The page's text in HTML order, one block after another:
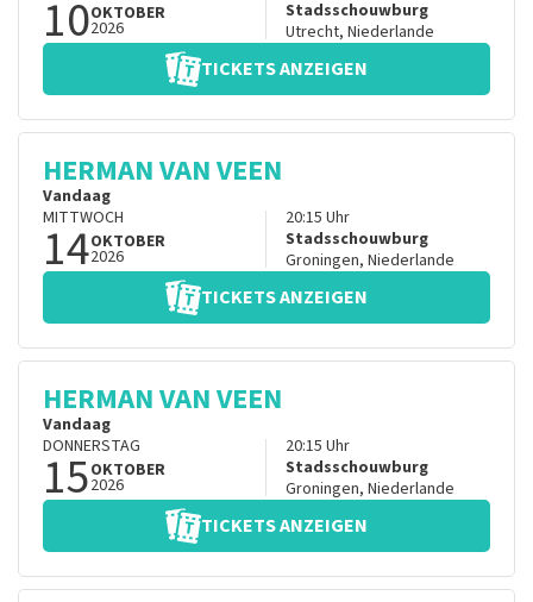
10OKTOBER
2026
Stadsschouwburg
Utrecht, Niederlande
TICKETS ANZEIGEN
HERMAN VAN VEEN
Vandaag
MITTWOCH
14OKTOBER
2026
20:15 Uhr
Stadsschouwburg
Groningen, Niederlande
TICKETS ANZEIGEN
HERMAN VAN VEEN
Vandaag
DONNERSTAG
15OKTOBER
2026
20:15 Uhr
Stadsschouwburg
Groningen, Niederlande
TICKETS ANZEIGEN